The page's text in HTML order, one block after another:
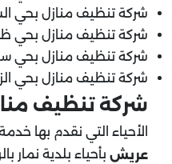
شركة تنظيف منازل بحي
شركة تنظيف منازل بحي
شركة تنظيف منازل بحي
شركة تنظيف منازل بحي
شركة تنظيف
الأحياء التي نقدم بها
عريش بأحياء بلدية نمار